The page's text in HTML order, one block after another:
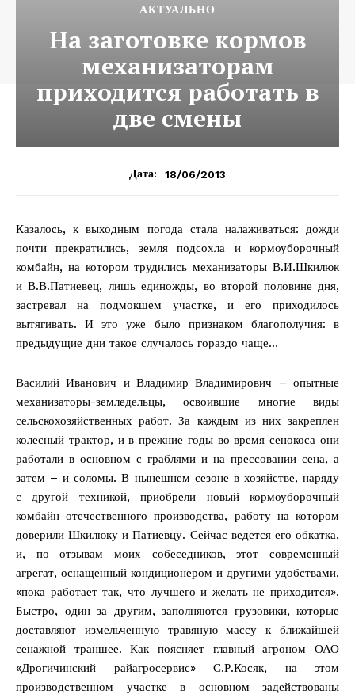
АКТУАЛЬНО
На заготовке кормов
механизаторам
приходится работать в
две смены
Дата: 18/06/2013
Казалось, к выходным погода стала налаживаться: дожди
почти прекратились, земля подсохла и кормоуборочный
комбайн, на котором трудились механизаторы В.И.Шкилюк
и В.В.Патиевец, лишь единожды, во второй половине дня,
застревал на подмокшем участке, и его приходилось
вытягивать. И это уже было признаком благополучия: в
предыдущие дни такое случалось гораздо чаще…
Василий Иванович и Владимир Владимирович – опытные
механизаторы-земледельцы, освоившие многие виды
сельскохозяйственных работ. За каждым из них закреплен
колесный трактор, и в прежние годы во время сенокоса они
работали в основном с граблями и на прессовании сена, а
затем – и соломы. В нынешнем сезоне в хозяйстве, наряду
с другой техникой, приобрели новый кормоуборочный
комбайн отечественного производства, работу на котором
доверили Шкилюку и Патиевцу. Сейчас ведется его обкатка,
и, по отзывам моих собеседников, этот современный
агрегат, оснащенный кондиционером и другими удобствами,
«пока работает так, что лучшего и желать не приходится».
Быстро, один за другим, заполняются грузовики, которые
доставляют измельченную травяную массу к ближайшей
сенажной траншее. Как поясняет главный агроном ОАО
«Дрогичинский райагросервис» С.Р.Косяк, на этом
производственном участке в основном задействованы